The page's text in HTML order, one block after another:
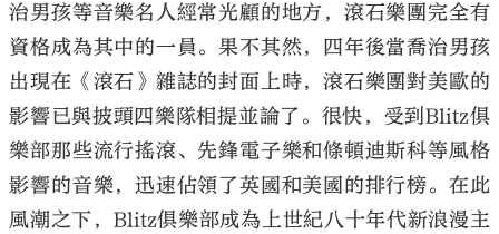
治男孩等音樂名人經常光顧的地方，滾石樂團完全有
資格成為其中的一員。果不其然，四年後當喬治男孩
出現在《滾石》雜誌的封面上時，滾石樂團對美歐的
影響已與披頭四樂隊相提並論了。很快，受到Blitz俱
樂部那些流行搖滾、先鋒電子樂和條頓迪斯科等風格
影響的音樂，迅速佔領了英國和美國的排行榜。在此
風潮之下，Blitz俱樂部成為上世紀八十年代新浪漫主